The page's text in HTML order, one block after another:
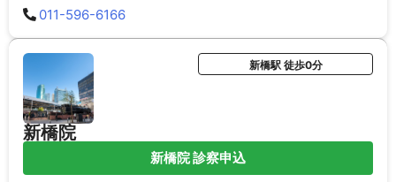
011-596-6166
新橋院
新橋駅 徒歩0分
新橋院 診察申込